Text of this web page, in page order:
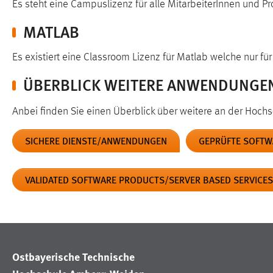
Es steht eine Campuslizenz für alle MitarbeiterInnen und
MATLAB
Es existiert eine Classroom Lizenz für Matlab welche nur
ÜBERBLICK WEITERE
Anbei finden Sie einen Überblick über weitere an der
SICHERE DIENSTE/ANWENDUNGEN GEPRÜFTE
VALIDATED SOFTWARE PRODUCTS/SERVER BASED SERVICES
Ostbayerische Technische
Jahre, MIBEW_UserID = 1 Jahr
Login
Name: fe_user, be_user, be_lastLoginProvider
Zweck:
Dieser Cookie ist notwendig um sich an
der Website einloggen zu können.
Cookie Laufzeit: 24 Stunden
STATISTIK
Diese Informationen helfen uns zu verstehen, wie
unsere Besucher unsere Website nutzen.